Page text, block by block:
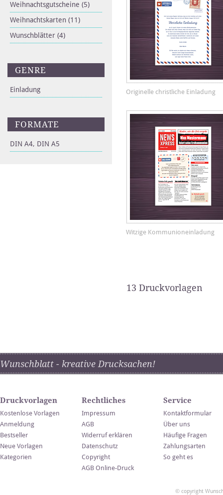
Weihnachtsgutscheine (5)
Weihnachtskarten (11)
Wunschblätter (4)
GENRE
Einladung
FORMATE
DIN A4, DIN A5
Originelle christliche Einladung
Witzige Kommunioneinladung
13 Druckvorlagen
Wunschblatt - kreative Drucksachen!
Druckvorlagen
Kostenlose Vorlagen
Anmeldung
Bestseller
Neue Vorlagen
Kategorien
Rechtliches
Impressum
AGB
Widerruf erklären
Datenschutz
Copyright
AGB Online-Druck
Service
Kontaktformular
Über uns
Häufige Fragen
Zahlungsarten
So geht es
© copyright